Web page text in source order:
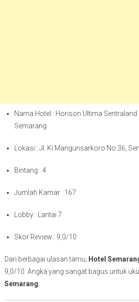
Nama Hotel : Horison Ultima
Semarang
Lokasi : Jl. Ki Mangunsarkoro No.36,
Bintang : 4
Jumlah Kamar : 167
Lobby : Lantai 7
Skor Review : 9,0/10
Dari berbagai ulasan tamu, Hotel
9,0/10. Angka yang sangat bagus untuk
Semarang